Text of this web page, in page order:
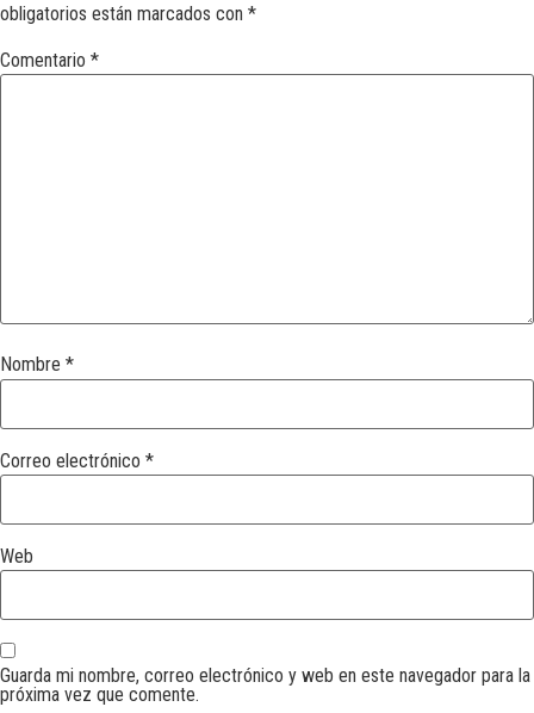
obligatorios están marcados con *
Comentario *
Nombre *
Correo electrónico *
Web
Guarda mi nombre, correo electrónico y web en este navegador para la
próxima vez que comente.